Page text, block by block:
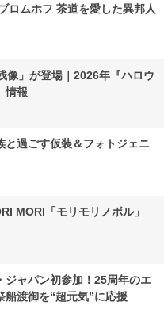
ロムホフ 茶道を愛した異邦人
像」が登場｜2026年『ハロウ
情報
と過ごす仮装＆フォトジェニ
MORI「モリモリノボル」
ジャパン初参加！25周年のエ
船渡御を“超元気”に応援